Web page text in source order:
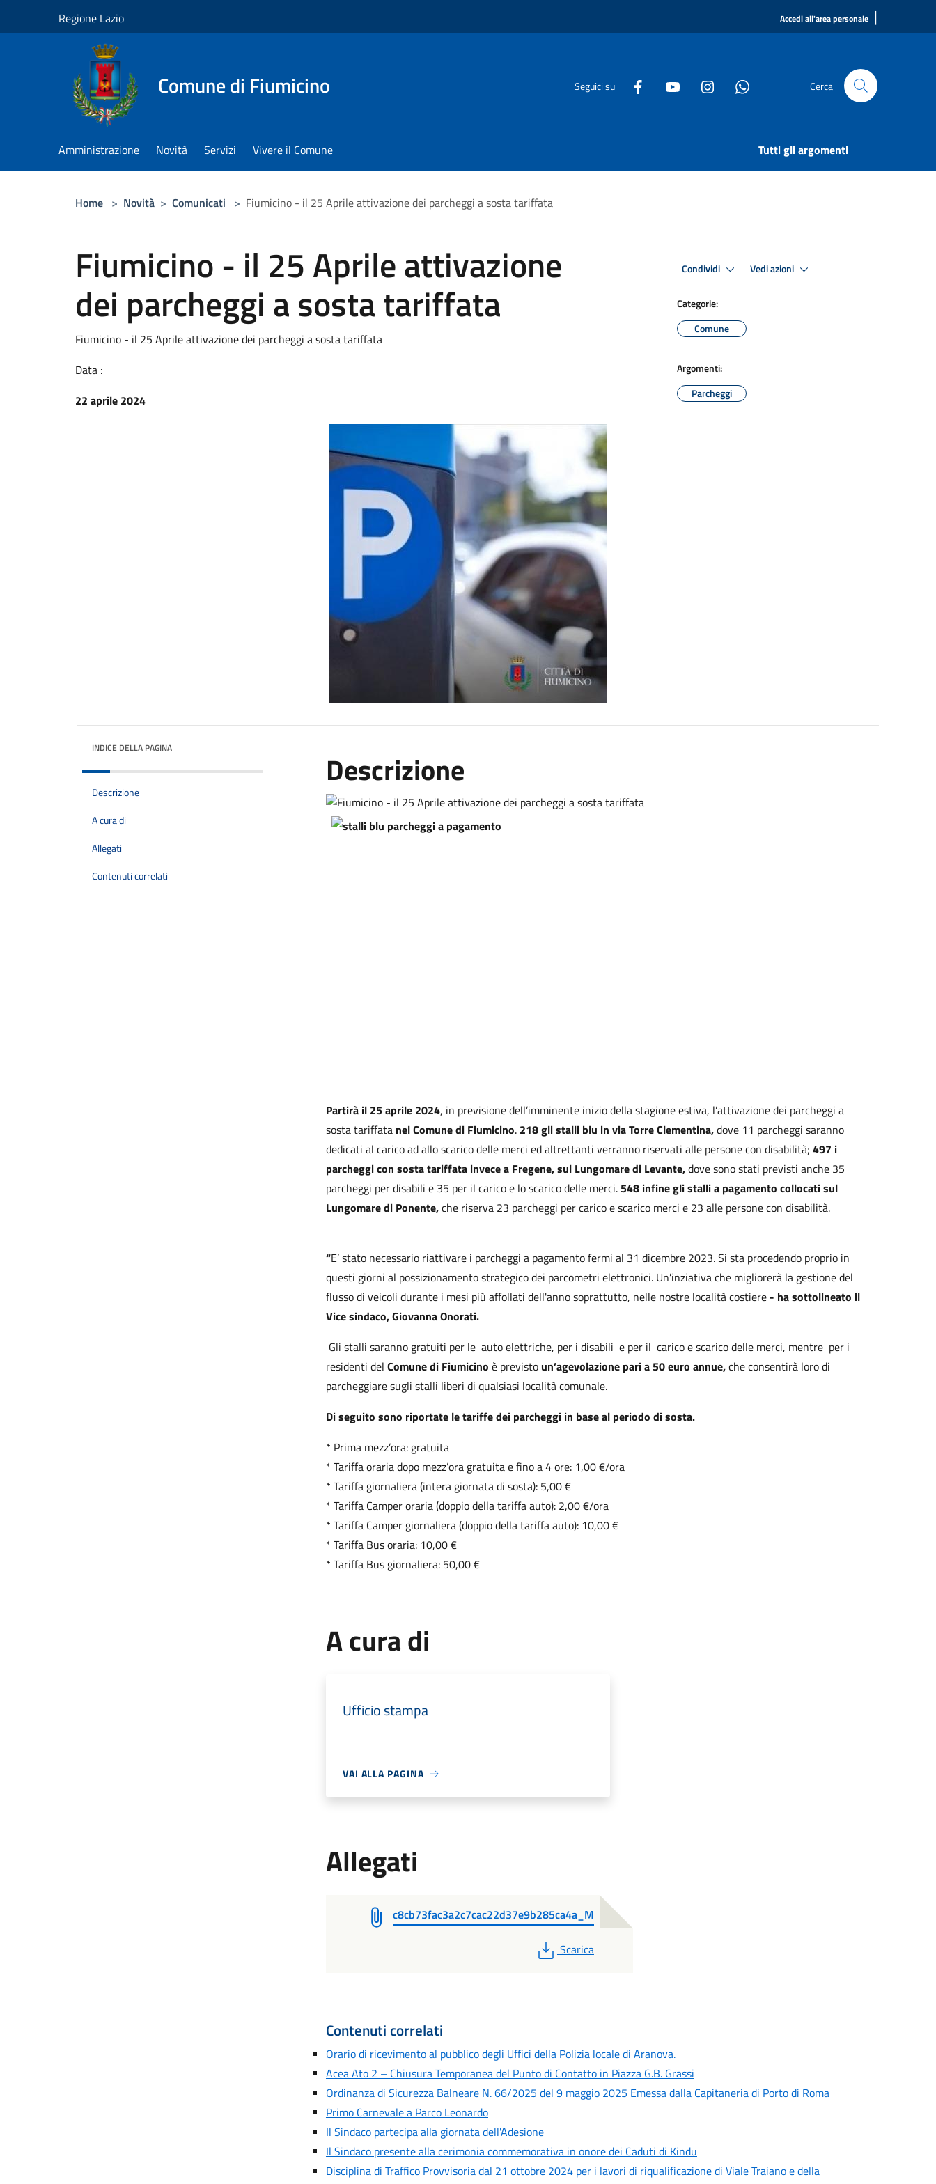
Regione Lazio Accedi all'area personale |
Comune di Fiumicino Seguici su Cerca
Amministrazione Novità Servizi Vivere il Comune Tutti gli argomenti
Home > Novità > Comunicati > Fiumicino - il 25 Aprile attivazione dei parcheggi a sosta tariffata
Fiumicino - il 25 Aprile attivazione
dei parcheggi a sosta tariffata
Fiumicino - il 25 Aprile attivazione dei parcheggi a sosta tariffata
Data :
22 aprile 2024
Condividi Vedi azioni
Categorie:
Comune
Argomenti:
Parcheggi
INDICE DELLA PAGINA
Descrizione
A cura di
Allegati
Contenuti correlati
Descrizione
Partirà il 25 aprile 2024, in previsione dell’imminente inizio della stagione estiva, l’attivazione dei parcheggi a
sosta tariffata nel Comune di Fiumicino. 218 gli stalli blu in via Torre Clementina,dove 11 parcheggi saranno
dedicati al carico ad allo scarico delle merci ed altrettanti verranno riservati alle persone con disabilità; 497 i
parcheggi con sosta tariffata invece a Fregene, sul Lungomare di Levante,dove sono stati previsti anche 35
parcheggi per disabili e 35 per il carico e lo scarico delle merci. 548 infine gli stalli a pagamento collocati sul
Lungomare di Ponente,che riserva 23 parcheggi per carico e scarico merci e 23 alle persone con disabilità.
“E’ stato necessario riattivare i parcheggi a pagamento fermi al 31 dicembre 2023. Si sta procedendo proprio in
questi giorni al possizionamento strategico dei parcometri elettronici. Un’inziativa che migliorerà la gestione del
flusso di veicoli durante i mesi più affollati dell'anno soprattutto, nelle nostre località costiere- ha sottolineato il
Vice sindaco, Giovanna Onorati.
Gli stalli saranno gratuiti per le auto elettriche, per i disabili e per il carico e scarico delle merci, mentre per i
residenti del Comune di Fiumicino è previsto un’agevolazione pari a 50 euro annue,che consentirà loro di
parcheggiare sugli stalli liberi di qualsiasi località comunale.
Di seguito sono riportate le tariffe dei parcheggi in base al periodo di sosta.
* Prima mezz’ora: gratuita
* Tariffa oraria dopo mezz’ora gratuita e fino a 4 ore: 1,00 €/ora
* Tariffa giornaliera (intera giornata di sosta): 5,00 €
* Tariffa Camper oraria (doppio della tariffa auto): 2,00 €/ora
* Tariffa Camper giornaliera (doppio della tariffa auto): 10,00 €
* Tariffa Bus oraria: 10,00 €
* Tariffa Bus giornaliera: 50,00 €
A cura di
Ufficio stampa
VAI ALLA PAGINA
Allegati
c8cb73fac3a2c7cac22d37e9b285ca4a_M
PDF
Scarica
Contenuti correlati
Orario di ricevimento al pubblico degli Uffici della Polizia locale di Aranova.
Acea Ato 2 – Chiusura Temporanea del Punto di Contatto in Piazza G.B. Grassi
Ordinanza di Sicurezza Balneare N. 66/2025 del 9 maggio 2025 Emessa dalla Capitaneria di Porto di Roma
Primo Carnevale a Parco Leonardo
Il Sindaco partecipa alla giornata dell'Adesione
Il Sindaco presente alla cerimonia commemorativa in onore dei Caduti di Kindu
Disciplina di Traffico Provvisoria dal 21 ottobre 2024 per i lavori di riqualificazione di Viale Traiano e della